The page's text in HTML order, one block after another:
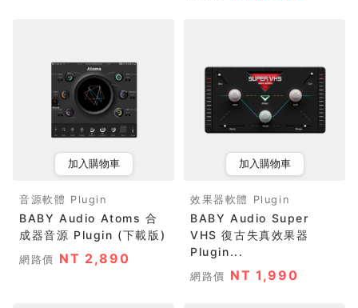
加入購物車
音源軟體 Plugin
BABY Audio Atoms 合
成器音源 Plugin (下載版)
網路價 NT 2,890
加入購物車
效果器軟體 Plugin
BABY Audio Super
VHS 復古失真效果器
Plugin...
網路價 NT 1,990